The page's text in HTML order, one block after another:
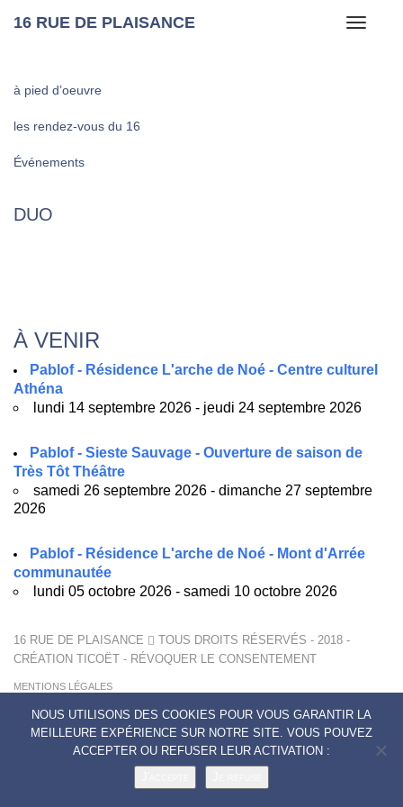
Toggle
16 RUE DE PLAISANCE
à pied d’oeuvre
les rendez-vous du 16
Événements
DUO
À VENIR
Pablof - Résidence L'arche de Noé - Centre culturel
Athéna
lundi 14 septembre 2026 - jeudi 24 septembre 2026
Pablof - Sieste Sauvage - Ouverture de saison de
Très Tôt Théâtre
samedi 26 septembre 2026 - dimanche 27 septembre
2026
Pablof - Résidence L'arche de Noé - Mont d'Arrée
communautée
lundi 05 octobre 2026 - samedi 10 octobre 2026
16 RUE DE PLAISANCE
TOUS DROITS RÉSERVÉS - 2018 -
CRÉATION TICOËT - RÉVOQUER LE CONSENTEMENT
MENTIONS LÉGALES
CONTACTS
NOUS UTILISONS DES COOKIES POUR VOUS GARANTIR LA
MEILLEURE EXPÉRIENCE SUR NOTRE SITE. VOUS POUVEZ
ACCEPTER OU REFUSER LEUR ACTIVATION :